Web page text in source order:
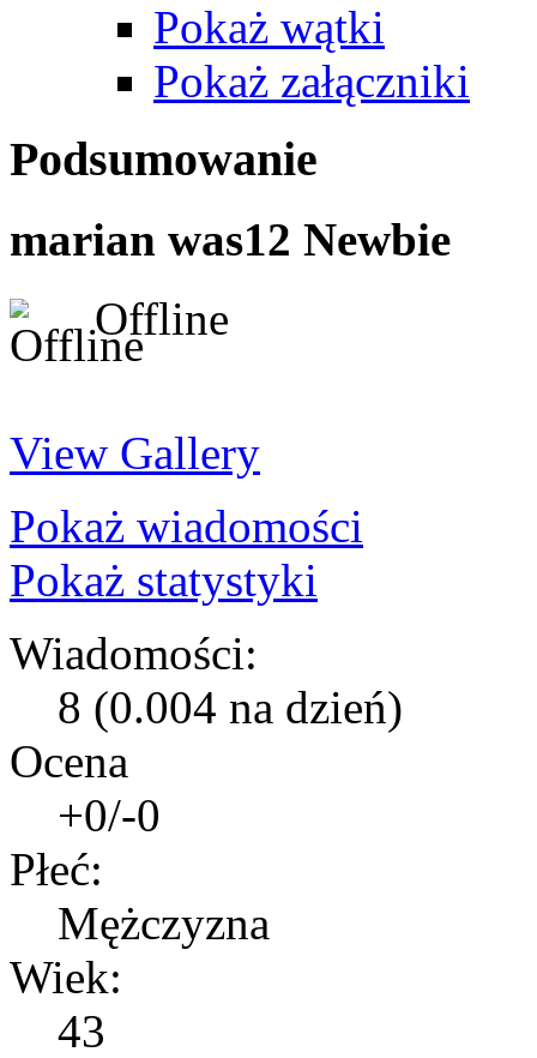
Pokaż wątki
Pokaż załączniki
Podsumowanie
marian was12 Newbie
Offline
View Gallery
Pokaż wiadomości
Pokaż statystyki
Wiadomości:
8 (0.004 na dzień)
Ocena
+0/-0
Płeć:
Mężczyzna
Wiek:
43